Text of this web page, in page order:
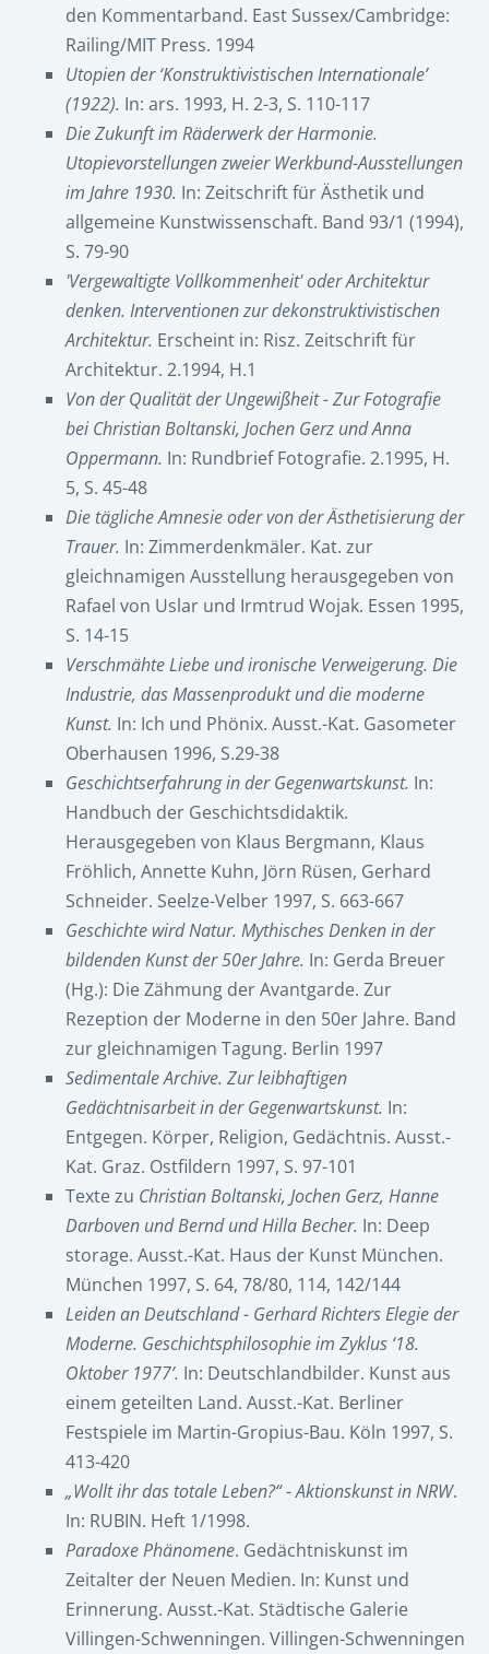
den Kommentarband. East Sussex/Cambridge:
Railing/MIT Press. 1994
Utopien der ‘Konstruktivistischen Internationale’
(1922). In: ars. 1993, H. 2-3, S. 110-117
Die Zukunft im Räderwerk der Harmonie.
Utopievorstellungen zweier Werkbund-Ausstellungen
im Jahre 1930. In: Zeitschrift für Ästhetik und
allgemeine Kunstwissenschaft. Band 93/1 (1994),
S. 79-90
'Vergewaltigte Vollkommenheit' oder Architektur
denken. Interventionen zur dekonstruktivistischen
Architektur. Erscheint in: Risz. Zeitschrift für
Architektur. 2.1994, H.1
Von der Qualität der Ungewißheit - Zur Fotografie
bei Christian Boltanski, Jochen Gerz und Anna
Oppermann. In: Rundbrief Fotografie. 2.1995, H.
5, S. 45-48
Die tägliche Amnesie oder von der Ästhetisierung der
Trauer. In: Zimmerdenkmäler. Kat. zur
gleichnamigen Ausstellung herausgegeben von
Rafael von Uslar und Irmtrud Wojak. Essen 1995,
S. 14-15
Verschmähte Liebe und ironische Verweigerung. Die
Industrie, das Massenprodukt und die moderne
Kunst. In: Ich und Phönix. Ausst.-Kat. Gasometer
Oberhausen 1996, S.29-38
Geschichtserfahrung in der Gegenwartskunst. In:
Handbuch der Geschichtsdidaktik.
Herausgegeben von Klaus Bergmann, Klaus
Fröhlich, Annette Kuhn, Jörn Rüsen, Gerhard
Schneider. Seelze-Velber 1997, S. 663-667
Geschichte wird Natur. Mythisches Denken in der
bildenden Kunst der 50er Jahre. In: Gerda Breuer
(Hg.): Die Zähmung der Avantgarde. Zur
Rezeption der Moderne in den 50er Jahre. Band
zur gleichnamigen Tagung. Berlin 1997
Sedimentale Archive. Zur leibhaftigen
Gedächtnisarbeit in der Gegenwartskunst. In:
Entgegen. Körper, Religion, Gedächtnis. Ausst.-
Kat. Graz. Ostfildern 1997, S. 97-101
Texte zu Christian Boltanski, Jochen Gerz, Hanne
Darboven und Bernd und Hilla Becher. In: Deep
storage. Ausst.-Kat. Haus der Kunst München.
München 1997, S. 64, 78/80, 114, 142/144
Leiden an Deutschland - Gerhard Richters Elegie der
Moderne. Geschichtsphilosophie im Zyklus ‘18.
Oktober 1977’. In: Deutschlandbilder. Kunst aus
einem geteilten Land. Ausst.-Kat. Berliner
Festspiele im Martin-Gropius-Bau. Köln 1997, S.
413-420
„Wollt ihr das totale Leben?“ - Aktionskunst in NRW.
In: RUBIN. Heft 1/1998.
Paradoxe Phänomene. Gedächtniskunst im
Zeitalter der Neuen Medien. In: Kunst und
Erinnerung. Ausst.-Kat. Städtische Galerie
Villingen-Schwenningen. Villingen-Schwenningen